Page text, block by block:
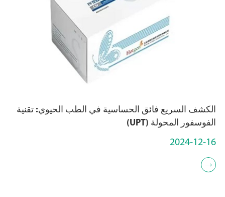
الكشف السريع فائق الحساسية في الطب الحيوي: تقنية
الفوسفور المحولة (UPT)
2024-12-16
